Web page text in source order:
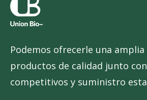
Podemos ofrecerle una amplia
productos de calidad junto
competitivos y suministro